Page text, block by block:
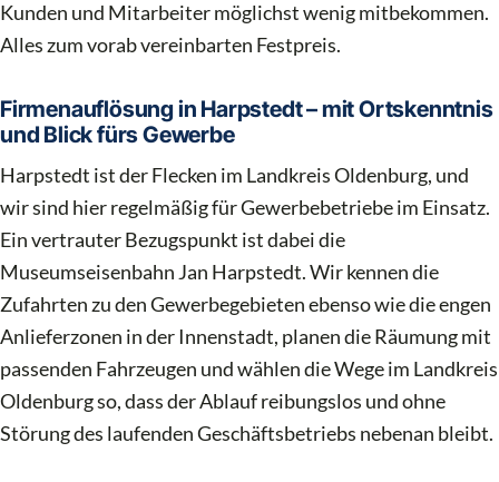
Kunden und Mitarbeiter möglichst wenig mitbekommen.
Alles zum vorab vereinbarten Festpreis.
Firmenauflösung in Harpstedt – mit Ortskenntnis
und Blick fürs Gewerbe
Harpstedt ist der Flecken im Landkreis Oldenburg, und
wir sind hier regelmäßig für Gewerbebetriebe im Einsatz.
Ein vertrauter Bezugspunkt ist dabei die
Museumseisenbahn Jan Harpstedt. Wir kennen die
Zufahrten zu den Gewerbegebieten ebenso wie die engen
Anlieferzonen in der Innenstadt, planen die Räumung mit
passenden Fahrzeugen und wählen die Wege im Landkreis
Oldenburg so, dass der Ablauf reibungslos und ohne
Störung des laufenden Geschäftsbetriebs nebenan bleibt.